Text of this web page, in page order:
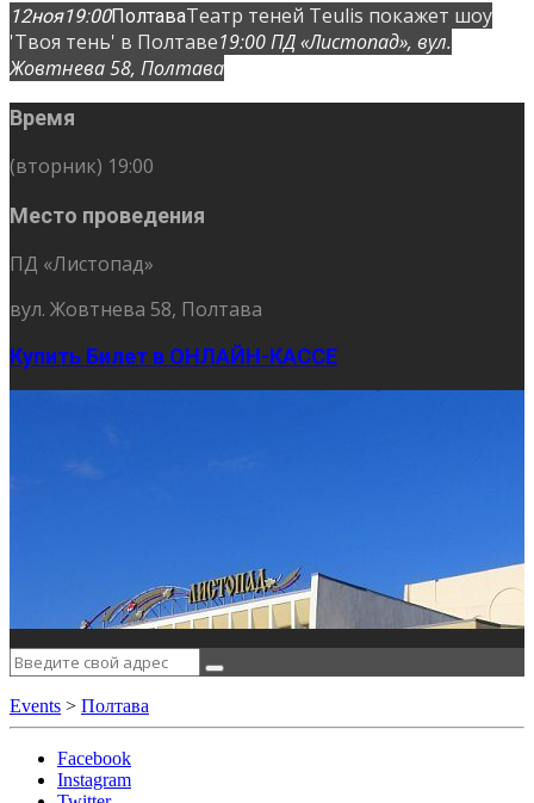
12ноя19:00ПолтаваТеатр теней Teulis покажет шоу
'Твоя тень' в Полтаве19:00ПД «Листопад», вул.
Жовтнева 58, Полтава
Время
(вторник) 19:00
Место проведения
ПД «Листопад»
вул. Жовтнева 58, Полтава
Купить Билет в ОНЛАЙН-КАССЕ
Events > Полтава
Facebook
Instagram